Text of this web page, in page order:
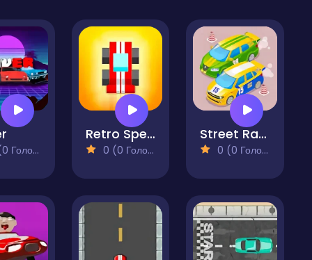
Retro Speed
0 (0 Голосів)
Street Racer Online Game
0 (0 Голосів)